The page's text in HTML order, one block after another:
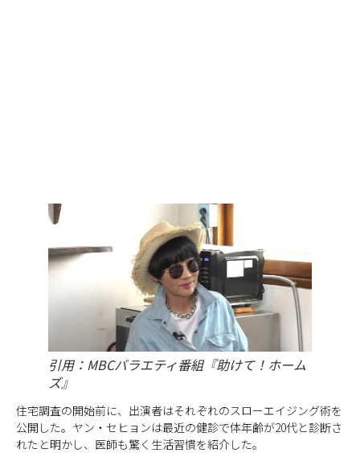
引用：MBCバラエティ番組『助けて！ホーム
ズ』
住宅調査の開始前に、出演者はそれぞれのスローエイジング術を
公開した。ヤン・セヒョンは最近の健診で体年齢が20代と診断さ
れたと明かし、医師も驚く生活習慣を紹介した。